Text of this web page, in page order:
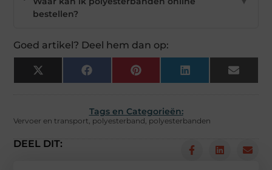
bestellen?
Goed artikel? Deel hem dan op:
X
(Twitter)
Facebook Pinterest LinkedIn Email
Tags en Categorieën:
Vervoer en transport, polyesterband, polyesterbanden
DEEL DIT: